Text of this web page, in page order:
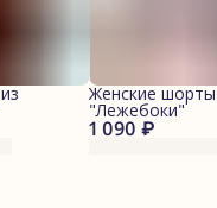
1 090 ₽
Женские шорты
"Лежебоки"